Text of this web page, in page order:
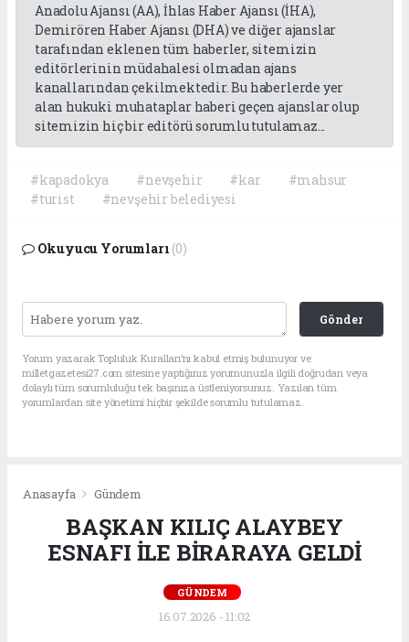
Anadolu Ajansı (AA), İhlas Haber Ajansı (İHA),
Demirören Haber Ajansı (DHA) ve diğer ajanslar
tarafından eklenen tüm haberler, sitemizin
editörlerinin müdahalesi olmadan ajans
kanallarından çekilmektedir. Bu haberlerde yer
alan hukuki muhataplar haberi geçen ajanslar olup
sitemizin hiç bir editörü sorumlu tutulamaz...
#kapadokya #nevşehir #kar
#mahsur
#turist
#nevşehir belediyesi
Okuyucu Yorumları (0)
Gönder
Yorum yazarak Topluluk Kuralları’nı kabul etmiş bulunuyor ve
milletgazetesi27.com sitesine yaptığınız yorumunuzla ilgili doğrudan veya
dolaylı tüm sorumluluğu tek başınıza üstleniyorsunuz. Yazılan tüm
yorumlardan site yönetimi hiçbir şekilde sorumlu tutulamaz.
Anasayfa Gündem
BAŞKAN KILIÇ ALAYBEY
ESNAFI İLE BİRARAYA GELDİ
GÜNDEM
16.07.2026 - 11:02